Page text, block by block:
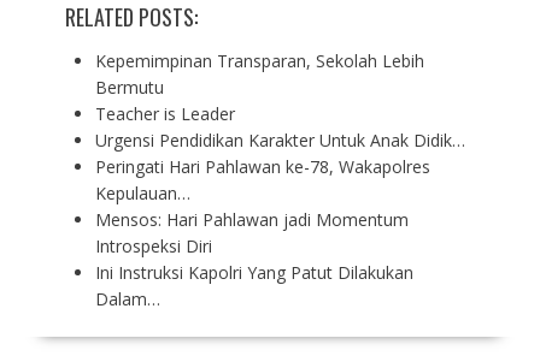
RELATED POSTS:
Kepemimpinan Transparan, Sekolah Lebih
Bermutu
Teacher is Leader
Urgensi Pendidikan Karakter Untuk Anak Didik…
Peringati Hari Pahlawan ke-78, Wakapolres
Kepulauan…
Mensos: Hari Pahlawan jadi Momentum
Introspeksi Diri
Ini Instruksi Kapolri Yang Patut Dilakukan
Dalam…